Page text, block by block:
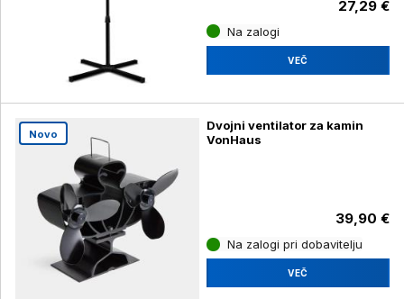
27,29 €
Na zalogi
VEČ
Novo
Dvojni ventilator za kamin
VonHaus
39,90 €
Na zalogi pri dobavitelju
VEČ